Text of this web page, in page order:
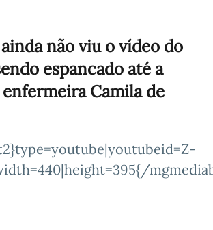
não viu o vídeo do
espancado até a
enfermeiraCamila de